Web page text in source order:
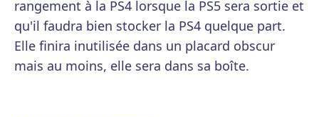
rangement à la PS4 lorsque la PS5 sera sortie et
qu'il faudra bien stocker la PS4 quelque part.
Elle finira inutilisée dans un placard obscur
mais au moins, elle sera dans sa boîte.